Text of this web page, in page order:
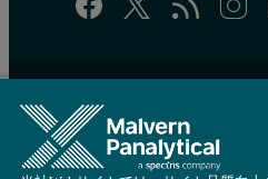
サイトマップ
Cookie 設定
© 著作権 2026 - Malvern Panalytical